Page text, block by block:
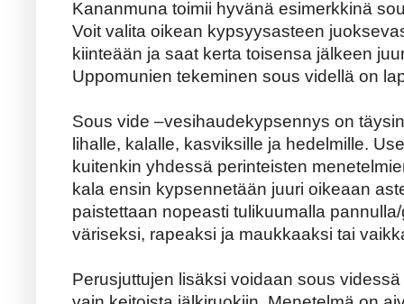
Kananmuna toimii hyvänä esimerkkinä
Voit valita oikean kypsyysasteen
kiinteään ja saat kerta toisensa jälkeen
Uppomunien tekeminen sous videllä on
Sous vide –vesihaudekypsennys on
lihalle, kalalle, kasviksille ja hedelmille.
kuitenkin yhdessä perinteisten
kala ensin kypsennetään juuri oikeaan
paistettaan nopeasti tulikuumalla
väriseksi, rapeaksi ja maukkaaksi tai
Perusjuttujen lisäksi voidaan sous